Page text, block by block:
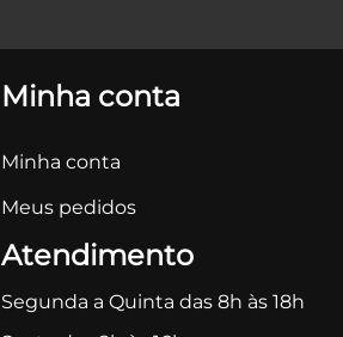
Minha conta
Minha conta
Meus pedidos
Atendimento
Segunda a Quinta das 8h às 18h